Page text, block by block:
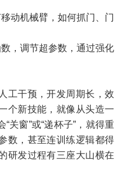
动机械臂，如何抓门、门
，调节超参数，通过强化
工干预，开发周期长，效
个新技能，就像从头造一
关窗”或“递杯子”，就得重
数，甚至连训练逻辑都得
研发过程有三座大山横在